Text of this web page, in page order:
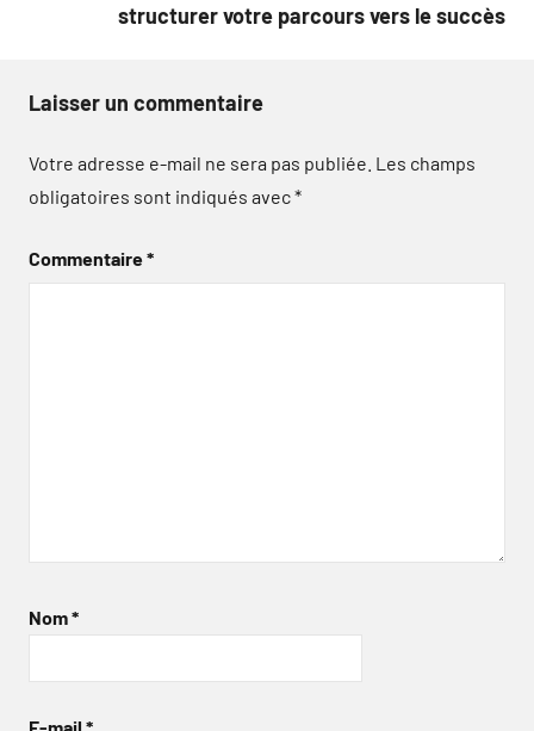
structurer votre parcours vers le succès
Laisser un commentaire
Votre adresse e-mail ne sera pas publiée. Les champs
obligatoires sont indiqués avec*
Commentaire*
Nom*